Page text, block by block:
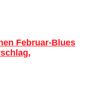
Februar-Blues